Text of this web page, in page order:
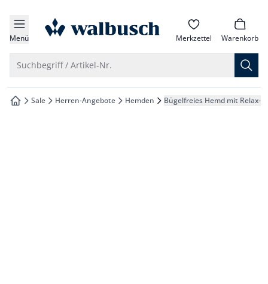
springen
springen
springen
springen
Menü zur Startseite Merkzettel Warenkorb
Suchbegriff / Artikel-Nr.
zur Startseite
Sale Herren-Angebote Hemden Bügelfreies Hemd mit Relax-